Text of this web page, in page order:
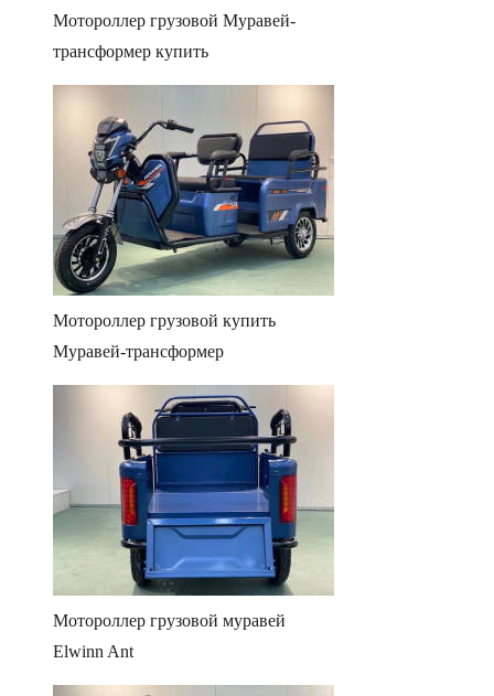
Мотороллер грузовой Муравей-
трансформер купить
Мотороллер грузовой купить
Муравей-трансформер
Мотороллер грузовой муравей
Elwinn Ant